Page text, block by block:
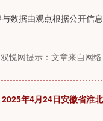
数据由观点根据公开信
双悦网提示：文章来自网络
年4月24日安徽省淮